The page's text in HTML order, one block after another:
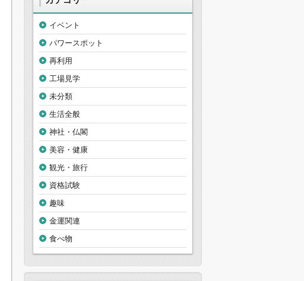
イベント
パワースポット
再利用
工場見学
未分類
生活全般
神社・仏閣
美容・健康
観光・旅行
資格試験
趣味
金運関連
食べ物